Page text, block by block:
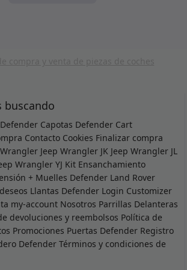
buscando
Capotas Defender Cart
Contacto Cookies Finalizar compra
Wrangler Jeep Wrangler JK Jeep Wrangler JL
Wrangler YJ Kit Ensanchamiento
+ Muelles Defender Land Rover
Llantas Defender Login Customizer
my-account Nosotros Parrillas Delanteras
devoluciones y reembolsos Política de
Promociones Puertas Defender Registro
Defender Términos y condiciones de